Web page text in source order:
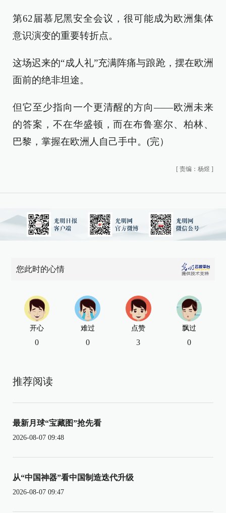
第62届慕尼黑安全会议，很可能成为欧洲集体
意识演变的重要转折点。
这场迟来的“成人礼”充满阵痛与踉跄，摆在欧洲
面前的绝非坦途。
但它至少指向一个更清醒的方向——欧洲未来
的答案，不在华盛顿，而在布鲁塞尔、柏林、
巴黎，掌握在欧洲人自己手中。(完）
[ 责编：杨煜 ]
您此时的心情
开心
0
难过
0
点赞
3
飘过
0
推荐阅读
最新月球“宝藏图”抢先看
2026-08-07 09:48
从“中国神器”看中国制造迭代升级
2026-08-07 09:47